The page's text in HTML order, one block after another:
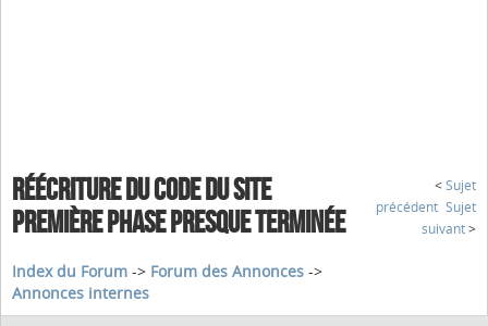
RÉÉCRITURE DU CODE DU SITE
PREMIÈRE PHASE PRESQUE TERMINÉE
< Sujet
précédent Sujet
suivant >
Index du Forum -> Forum des Annonces ->
Annonces internes